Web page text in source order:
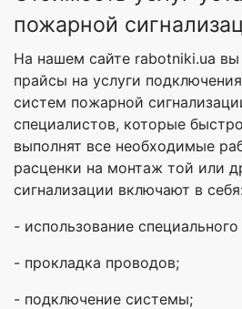
пожарной
На нашем сайте rabotniki.ua
прайсы на услуги
систем пожарной
специалистов, которые
выполнят все необходимые
расценки на монтаж той или
сигнализации включают в
- использование
- прокладка проводов;
- подключение системы;